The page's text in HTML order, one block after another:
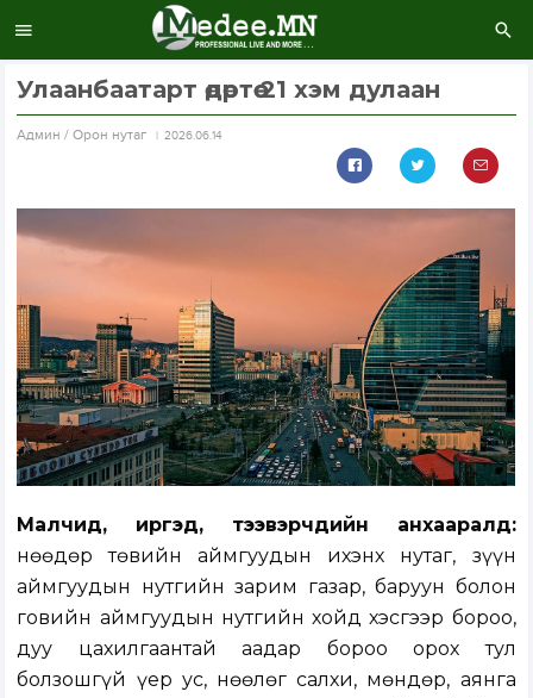
Улаанбаатарт өдөртөө 21 хэм дулаан
Aдмин / Орон нутаг 2026.06.14
Малчид, иргэд, тээвэрчдийн анхааралд:
Өнөөдөр төвийн аймгуудын ихэнх нутаг, зүүн
аймгуудын нутгийн зарим газар, баруун болон
говийн аймгуудын нутгийн хойд хэсгээр бороо,
дуу цахилгаантай аадар бороо орох тул
болзошгүй үер ус, нөөлөг салхи, мөндөр, аянга